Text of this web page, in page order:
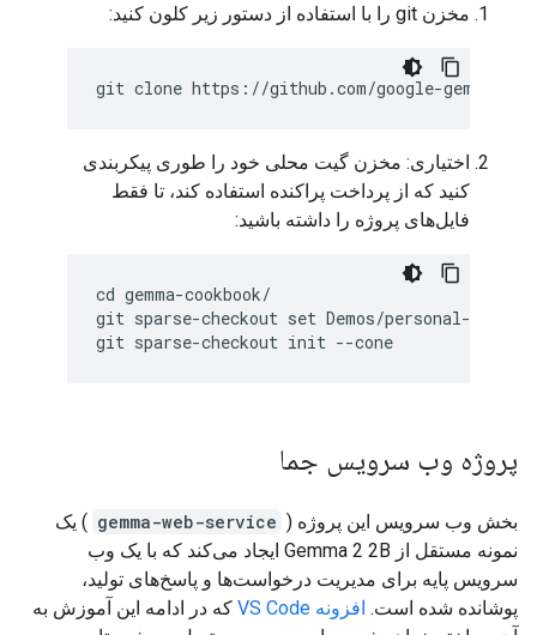
مخزن git را با استفاده از دستور زیر کلون کنید:
اختیاری: مخزن گیت محلی خود را طوری پیکربندی
کنید که از پرداخت پراکنده استفاده کند، تا فقط
فایل‌های پروژه را داشته باشید:
cd gemma-cookbook/
git sparse-checkout set Demos/personal-code-
پروژه وب سرویس جما
بخش وب سرویس این پروژه ( gemma-web-service ) یک
نمونه مستقل از Gemma 2 2B ایجاد می‌کند که با یک وب
سرویس پایه برای مدیریت درخواست‌ها و پاسخ‌های تولید،
پوشانده شده است. افزونه VS Code
که در ادامه این آموزش به